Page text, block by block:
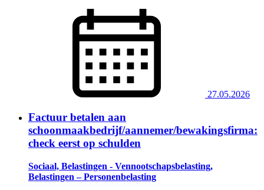
27.05.2026
Factuur betalen aan
schoonmaakbedrijf/aannemer/bewakingsfirma:
check eerst op schulden
Sociaal, Belastingen - Vennootschapsbelasting,
Belastingen – Personenbelasting